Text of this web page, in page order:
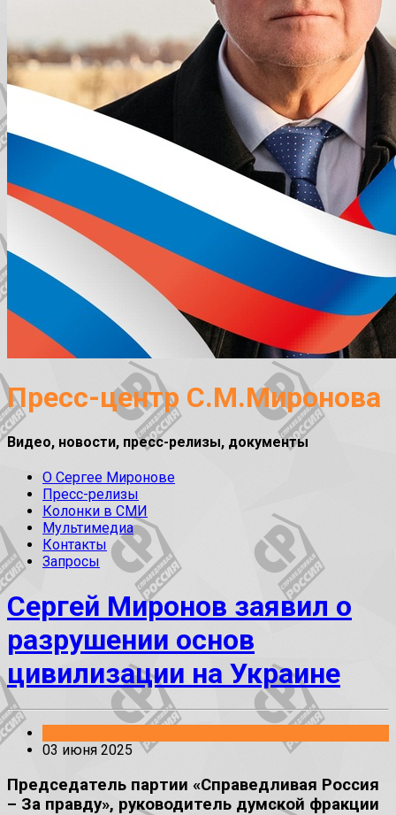
Пресс-центр С.М.Миронова
Видео, новости, пресс-релизы, документы
О Сергее Миронове
Пресс-релизы
Колонки в СМИ
Мультимедиа
Контакты
Запросы
Сергей Миронов заявил о
разрушении основ
цивилизации на Украине
03 июня 2025
Председатель партии «Справедливая Россия
– За правду», руководитель думской фракции